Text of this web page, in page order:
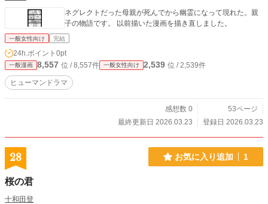
ネグレクトだった母親が死んでから幽霊になって現れた。親
子の物語です。 以前描いた漫画を描き直しました。
一般女性向け 完結
24h.ポイント 0pt
一般漫画 8,557 位 / 8,557件 一般女性向け 2,539 位 / 2,539件
ヒューマンドラマ
感想数 0
53ページ
最終更新日 2026.03.23
登録日 2026.03.23
28 お気に入り追加 1
桜の君
十和田登